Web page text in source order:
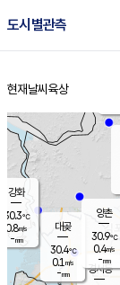
도시별관측
홈
현재날씨 육상
경서동
대곶
30.4℃
0.1 m/s
-mm
양촌
30.9℃
0.4m/s
-mm
강화
30.3℃
0.8m/s
-mm